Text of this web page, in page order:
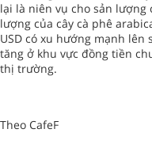
lại là niên vụ cho sản lượng
lượng của cây cà phê
USD có xu hướng mạnh lên
tăng ở khu vực đồng tiền
thị trường.
Theo CafeF